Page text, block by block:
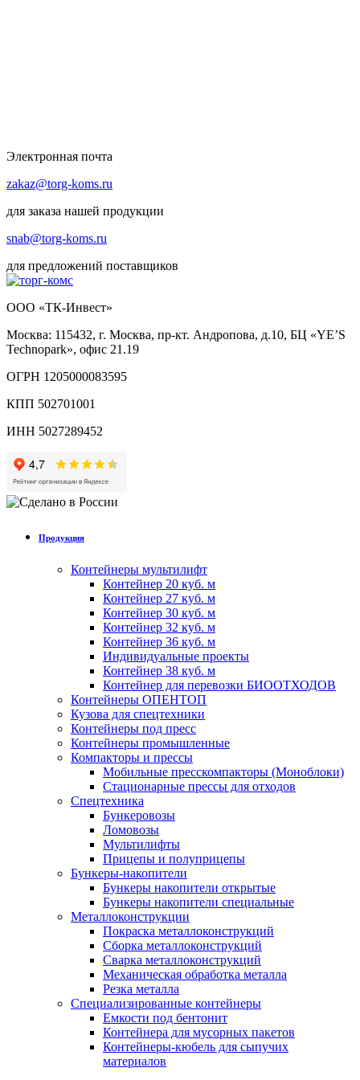
Электронная почта
zakaz@torg-koms.ru
для заказа нашей продукции
snab@torg-koms.ru
для предложений поставщиков
ООО «ТК-Инвест»
Москва: 115432, г. Москва, пр-кт. Андропова, д.10, БЦ «YE’S
Technopark», офис 21.19
ОГРН 1205000083595
КПП 502701001
ИНН 5027289452
Продукция
Контейнеры мультилифт
Контейнер 20 куб. м
Контейнер 27 куб. м
Контейнер 30 куб. м
Контейнер 32 куб. м
Контейнер 36 куб. м
Индивидуальные проекты
Контейнер 38 куб. м
Контейнер для перевозки БИООТХОДОВ
Контейнеры ОПЕНТОП
Кузова для спецтехники
Контейнеры под пресс
Контейнеры промышленные
Компакторы и прессы
Мобильные пресскомпакторы (Моноблоки)
Стационарные прессы для отходов
Спецтехника
Бункеровозы
Ломовозы
Мультилифты
Прицепы и полуприцепы
Бункеры-накопители
Бункеры накопители открытые
Бункеры накопители специальные
Металлоконструкции
Покраска металлоконструкций
Сборка металлоконструкций
Сварка металлоконструкций
Механическая обработка металла
Резка металла
Специализированные контейнеры
Емкости под бентонит
Контейнера для мусорных пакетов
Контейнеры-кюбель для сыпучих
материалов